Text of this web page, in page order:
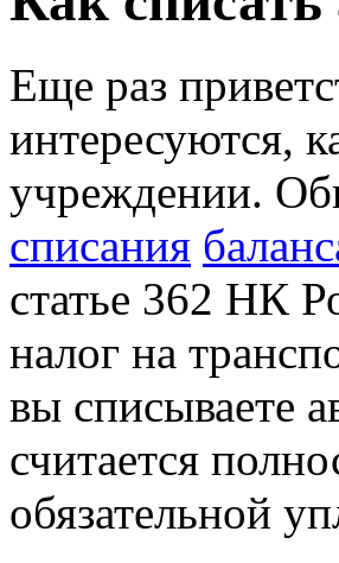
Еще раз
интересуются,
учреждении.
списания
статье 362 НК
налог на
вы списываете
считается
обязательной